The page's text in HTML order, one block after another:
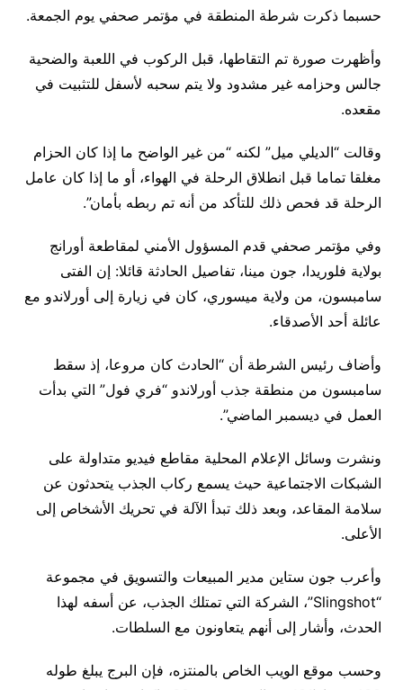
حسبما ذكرت شرطة المنطقة في مؤتمر صحفي يوم الجمعة.
وأظهرت صورة تم التقاطها، قبل الركوب في اللعبة والضحية
جالس وحزامه غير مشدود ولا يتم سحبه لأسفل للتثبيت في
مقعده.
وقالت “الديلي ميل” لكنه “من غير الواضح ما إذا كان الحزام
مغلقا تماما قبل انطلاق الرحلة في الهواء، أو ما إذا كان عامل
الرحلة قد فحص ذلك للتأكد من أنه تم ربطه بأمان”.
وفي مؤتمر صحفي قدم المسؤول الأمني لمقاطعة أورانج
بولاية فلوريدا، جون مينا، تفاصيل الحادثة قائلا: إن الفتى
سامبسون، من ولاية ميسوري، كان في زيارة إلى أورلاندو مع
عائلة أحد الأصدقاء.
وأضاف رئيس الشرطة أن “الحادث كان مروعا، إذ سقط
سامبسون من منطقة جذب أورلاندو “فري فول” التي بدأت
العمل في ديسمبر الماضي”.
ونشرت وسائل الإعلام المحلية مقاطع فيديو متداولة على
الشبكات الاجتماعية حيث يسمع ركاب الجذب يتحدثون عن
سلامة المقاعد، وبعد ذلك تبدأ الآلة في تحريك الأشخاص إلى
الأعلى.
وأعرب جون ستاين مدير المبيعات والتسويق في مجموعة
“Slingshot”، الشركة التي تمتلك الجذب، عن أسفه لهذا
الحدث، وأشار إلى أنهم يتعاونون مع السلطات.
وحسب موقع الويب الخاص بالمنتزه، فإن البرج يبلغ طوله